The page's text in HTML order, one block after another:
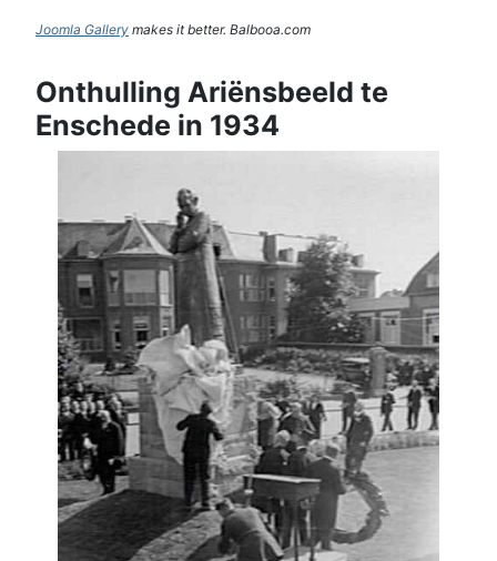
Joomla Gallery makes it better. Balbooa.com
Onthulling Ariënsbeeld te
Enschede in 1934